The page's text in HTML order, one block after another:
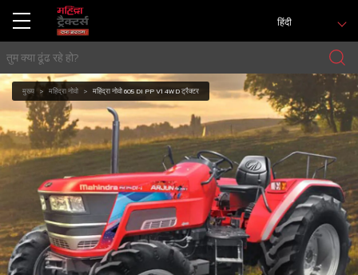
हिंदी
मुख्य महिंद्रा नोवो महिंद्रा नोवो 605 DI PP V1 4WD ट्रैक्टर